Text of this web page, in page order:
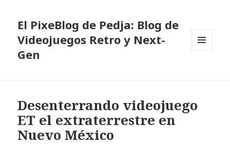
El PixeBlog de Pedja: Blog de
Videojuegos Retro y Next-
Gen
Desenterrando videojuego
ET el extraterrestre en
Nuevo México